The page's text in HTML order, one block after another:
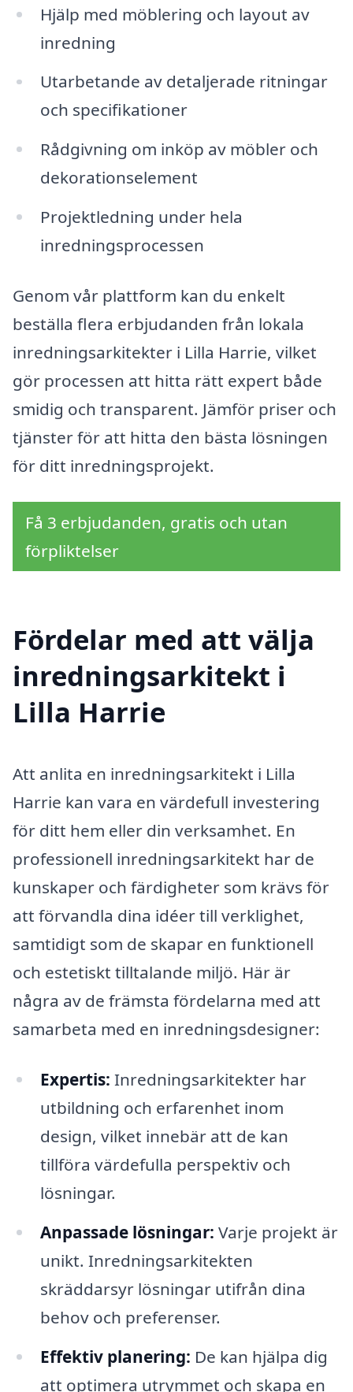
Hjälp med möblering och layout av
inredning
Utarbetande av detaljerade ritningar
och specifikationer
Rådgivning om inköp av möbler och
dekorationselement
Projektledning under hela
inredningsprocessen
Genom vår plattform kan du enkelt
beställa flera erbjudanden från lokala
inredningsarkitekter i Lilla Harrie, vilket
gör processen att hitta rätt expert både
smidig och transparent. Jämför priser och
tjänster för att hitta den bästa lösningen
för ditt inredningsprojekt.
Få 3 erbjudanden, gratis och utan
förpliktelser
Fördelar med att välja
inredningsarkitekt i
Lilla Harrie
Att anlita en inredningsarkitekt i Lilla
Harrie kan vara en värdefull investering
för ditt hem eller din verksamhet. En
professionell inredningsarkitekt har de
kunskaper och färdigheter som krävs för
att förvandla dina idéer till verklighet,
samtidigt som de skapar en funktionell
och estetiskt tilltalande miljö. Här är
några av de främsta fördelarna med att
samarbeta med en inredningsdesigner:
Expertis: Inredningsarkitekter har
utbildning och erfarenhet inom
design, vilket innebär att de kan
tillföra värdefulla perspektiv och
lösningar.
Anpassade lösningar: Varje projekt är
unikt. Inredningsarkitekten
skräddarsyr lösningar utifrån dina
behov och preferenser.
Effektiv planering: De kan hjälpa dig
att optimera utrymmet och skapa en